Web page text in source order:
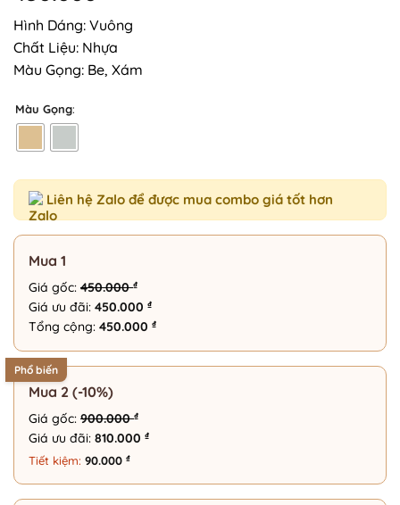
Hình Dáng: Vuông
Chất Liệu: Nhựa
Màu Gọng: Be, Xám
Màu Gọng:
Liên hệ Zalo để được mua combo giá tốt hơn
Mua 1
Giá gốc: 450.000₫
Giá ưu đãi: 450.000 ₫
Tổng cộng: 450.000 ₫
Phổ biến
Mua 2 (-10%)
Giá gốc: 900.000₫
Giá ưu đãi: 810.000 ₫
Tiết kiệm: 90.000 ₫